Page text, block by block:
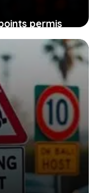
permis
contrôle sur